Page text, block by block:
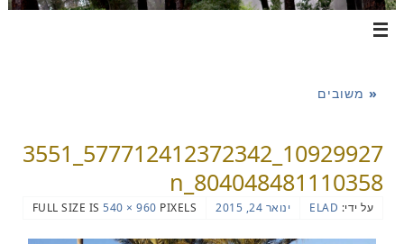
«משובים
10929927_577712412372342_3551
804048481110358_n
על ידי: ELAD ינואר 24, 2015 FULL SIZE IS 960 × 540 PIXELS